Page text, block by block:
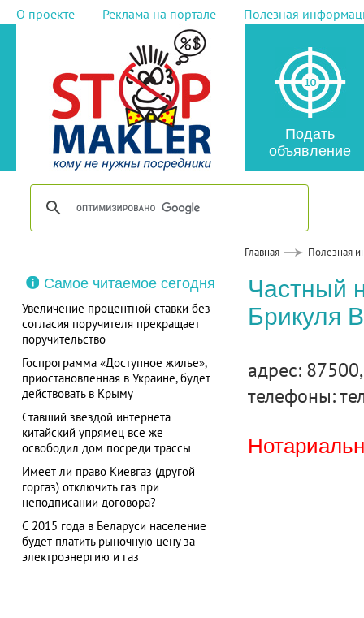
О проекте Реклама на портале Полезная
Подать
объявление
Главная Полезная
Самое читаемое сегодня
Увеличение процентной ставки без
согласия поручителя прекращает
поручительство
Госпрограмма «Доступное жилье»,
приостановленная в Украине, будет
действовать в Крыму
Ставший звездой интернета
китайский упрямец все же
освободил дом посреди трассы
Имеет ли право Киевгаз (другой
горгаз) отключить газ при
неподписании договора?
С 2015 года в Беларуси население
будет платить рыночную цену за
электроэнергию и газ
Частный
Брикуля
адрес:
телефоны: